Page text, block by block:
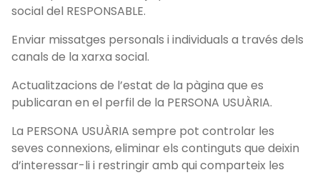
social del RESPONSABLE.
Enviar missatges personals i individuals a través dels
canals de la xarxa social.
Actualitzacions de l’estat de la pàgina que es
publicaran en el perfil de la PERSONA USUÀRIA.
La PERSONA USUÀRIA sempre pot controlar les
seves connexions, eliminar els continguts que deixin
d’interessar-li i restringir amb qui comparteix les